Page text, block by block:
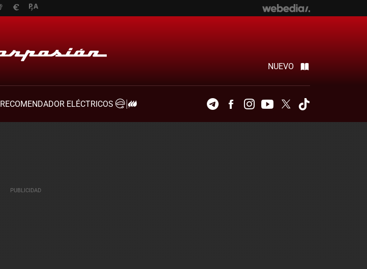
NUEVO
RECOMENDADOR ELÉCTRICOS
TelegramFacebookInstagramYoutubeTwitter